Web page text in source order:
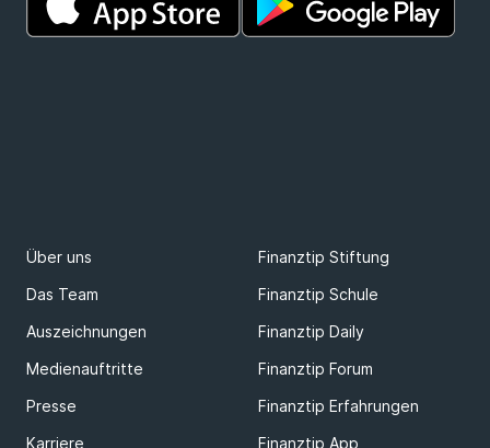
Über uns
Finanztip Stiftung
Das Team
Finanztip Schule
Auszeichnungen
Finanztip Daily
Medienauftritte
Finanztip Forum
Presse
Finanztip Erfahrungen
Karriere
Finanztip App